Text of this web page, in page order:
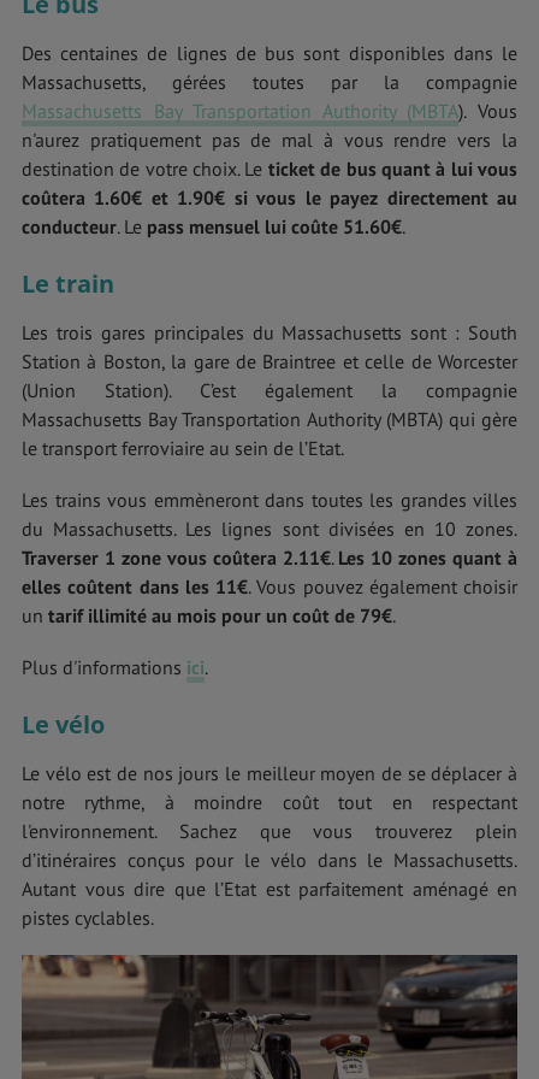
Des centaines de lignes de bus sont disponibles dans le
Massachusetts, gérées toutes par la compagnie
Massachusetts Bay Transportation Authority (MBTA). Vous
n'aurez pratiquement pas de mal à vous rendre vers la
destination de votre choix. Le ticket de bus quant à lui vous
coûtera 1.60€ et 1.90€ si vous le payez directement au
conducteur. Le pass mensuel lui coûte 51.60€.
Le train
Les trois gares principales du Massachusetts sont : South
Station à Boston, la gare de Braintree et celle de Worcester
(Union Station). C’est également la compagnie
Massachusetts Bay Transportation Authority (MBTA) qui gère
le transport ferroviaire au sein de l’Etat.
Les trains vous emmèneront dans toutes les grandes villes
du Massachusetts. Les lignes sont divisées en 10 zones.
Traverser 1 zone vous coûtera 2.11€. Les 10 zones quant à
elles coûtent dans les 11€. Vous pouvez également choisir
un tarif illimité au mois pour un coût de 79€.
Plus d'informations ici.
Le vélo
Le vélo est de nos jours le meilleur moyen de se déplacer à
notre rythme, à moindre coût tout en respectant
l'environnement. Sachez que vous trouverez plein
d’itinéraires conçus pour le vélo dans le Massachusetts.
Autant vous dire que l’Etat est parfaitement aménagé en
pistes cyclables.